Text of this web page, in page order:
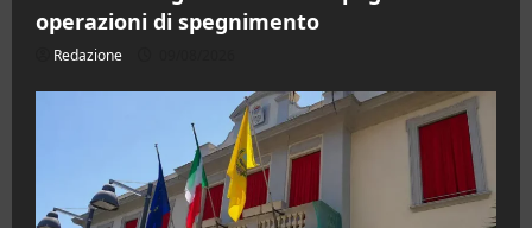
operazioni di spegnimento
Redazione